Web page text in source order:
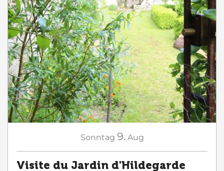
Sonntag 9. Aug
Visite du Jardin d'Hildegarde